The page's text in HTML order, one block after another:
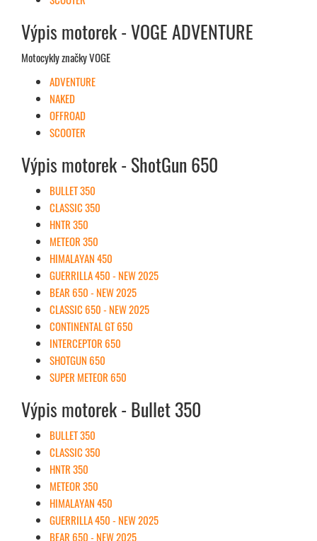
Výpis motorek - VOGE ADVENTURE
Motocykly značky VOGE
ADVENTURE
NAKED
OFFROAD
SCOOTER
Výpis motorek - ShotGun 650
BULLET 350
CLASSIC 350
HNTR 350
METEOR 350
HIMALAYAN 450
GUERRILLA 450 - NEW 2025
BEAR 650 - NEW 2025
CLASSIC 650 - NEW 2025
CONTINENTAL GT 650
INTERCEPTOR 650
SHOTGUN 650
SUPER METEOR 650
Výpis motorek - Bullet 350
BULLET 350
CLASSIC 350
HNTR 350
METEOR 350
HIMALAYAN 450
GUERRILLA 450 - NEW 2025
BEAR 650 - NEW 2025